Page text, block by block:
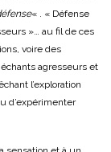
« . « Défense
»… au fil de ces
voire des
agresseurs et
l’exploration
d’expérimenter